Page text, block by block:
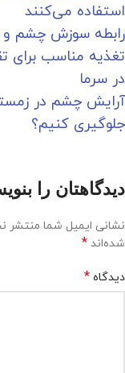
استفاده می‌کنند
رابطه سوزش چشم و
تغذیه مناسب برای
در سرما
آرایش چشم در
جلوگیری کنیم؟
دیدگاهتان را
نشانی ایمیل شما منتشر
شده‌اند *
دیدگاه *